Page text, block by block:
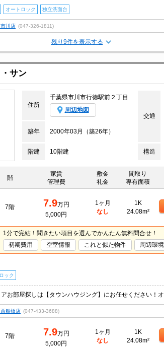
オートロック 独立洗面台
川店 (047-326-1811)
残り9件を表示する
サン
住所
千葉県市川市行徳駅前２丁目
周辺地図
交通
築年
2000年03月（築26年）
階建 10階建 構造
階
家賃
管理費
敷金
礼金
間取り
専有面積
7階 7.9万円
5,000円
1ヶ月
なし
1K
24.08m²
1分で完結！聞きたい項目を選んでかんたん無料問合せ！
初期費用
空室情報 これと似た物件 周辺環境
ック
船橋店 (047-433-3688)
7階 7.9万円
5,000円
1ヶ月
なし
1K
24.08m²